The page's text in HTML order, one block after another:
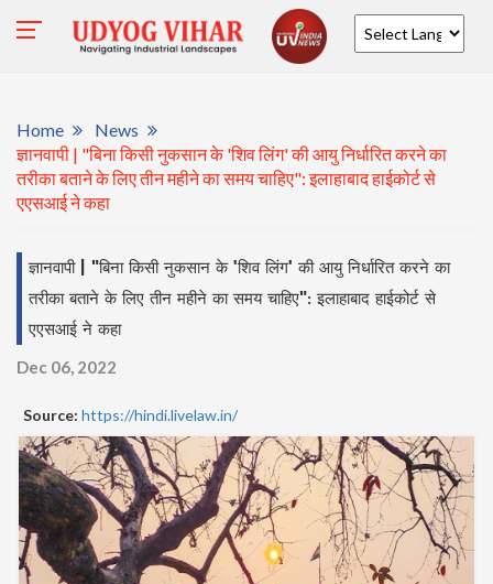
Home
News
ज्ञानवापी | "बिना किसी नुकसान के 'शिव लिंग' की आयु निर्धारित करने का
तरीका बताने के लिए तीन महीने का समय चाहिए": इलाहाबाद हाईकोर्ट से
एएसआई ने कहा
ज्ञानवापी | "बिना किसी नुकसान के 'शिव लिंग' की आयु निर्धारित करने का
तरीका बताने के लिए तीन महीने का समय चाहिए": इलाहाबाद हाईकोर्ट से
एएसआई ने कहा
Dec 06, 2022
Source: https://hindi.livelaw.in/